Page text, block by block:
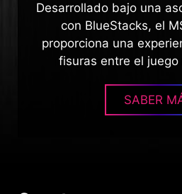
Desarrollado bajo una
con BlueStacks, el
proporciona una
fisuras entre el juego
SABER